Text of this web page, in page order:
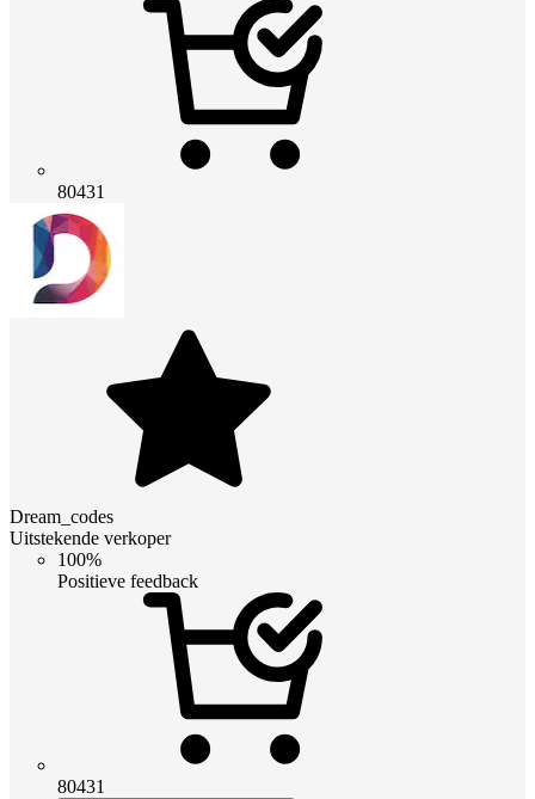
80431
Dream_codes
Uitstekende verkoper
100%
Positieve feedback
80431